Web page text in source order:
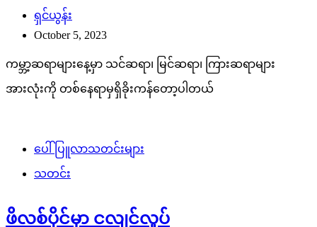
ရှင်ယွန်း
October 5, 2023
ကမ္ဘာ့ဆရာများနေ့မှာ သင်ဆရာ၊ မြင်ဆရာ၊ ကြားဆရာများ
အားလုံးကို တစ်နေရာမှရှိခိုးကန်တော့ပါတယ်
ပေါ်ပြူလာသတင်းများ
သတင်း
ဖိလစ်ပိုင်မှာ ငလျင်လှုပ်